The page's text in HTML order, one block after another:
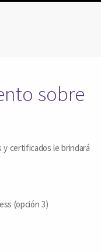
sobre
certificados le brindará
(opción 3)